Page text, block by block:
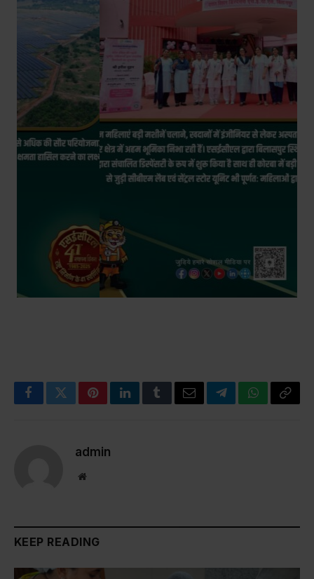
FacebookTwitterPinterestLinkedInTumblrEmailTelegramWhatsApp
Copy
admin
Website
KEEP READING